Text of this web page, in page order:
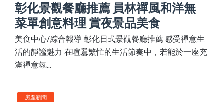
彰化景觀餐廳推薦 員林禪風和洋無
菜單創意料理 賞夜景品美食
美食中心/綜合報導 彰化日式景觀餐廳推薦 感受禪意生
活的靜謐魅力 在喧囂繁忙的生活節奏中，若能於一座充
滿禪意氛...
房產新聞